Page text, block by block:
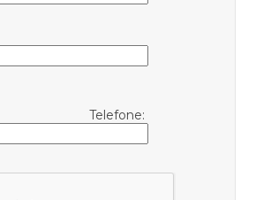
Telefone: